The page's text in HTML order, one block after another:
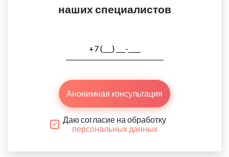
наших специалистов
Анонимная консультация
Даю согласие на обработку
персональных данных